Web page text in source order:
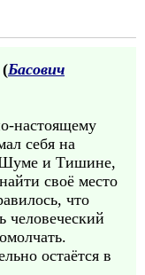
(Басович
настоящему
себя на
Шуме и Тишине,
своё место
что
человеческий
остаётся в